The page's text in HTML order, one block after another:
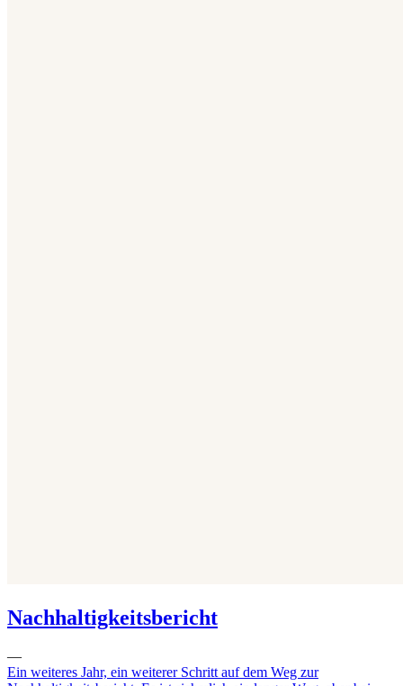
Nachhaltigkeitsbericht
—
Ein weiteres Jahr, ein weiterer Schritt auf dem Weg zur